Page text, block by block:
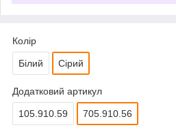
Колір
Білий Сірий
Додатковий артикул
105.910.59 705.910.56